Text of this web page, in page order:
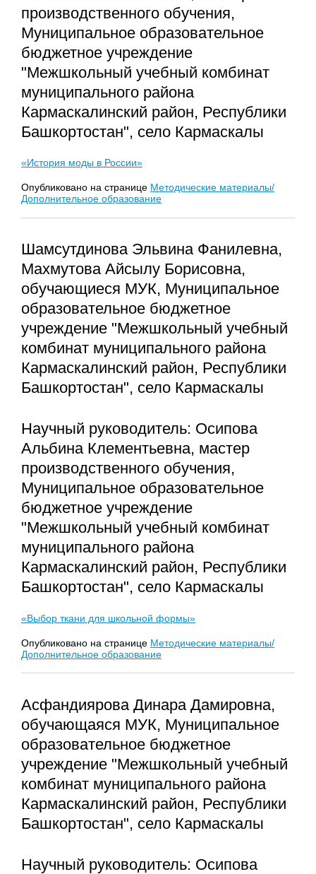
производственного обучения,
Муниципальное образовательное
бюджетное учреждение
"Межшкольный учебный комбинат
муниципального района
Кармаскалинский район, Республики
Башкортостан", село Кармаскалы
«История моды в России»
Опубликовано на странице Методические материалы/
Дополнительное образование
Шамсутдинова Эльвина Фанилевна,
Махмутова Айсылу Борисовна,
обучающиеся МУК, Муниципальное
образовательное бюджетное
учреждение "Межшкольный учебный
комбинат муниципального района
Кармаскалинский район, Республики
Башкортостан", село Кармаскалы
Научный руководитель: Осипова
Альбина Клементьевна, мастер
производственного обучения,
Муниципальное образовательное
бюджетное учреждение
"Межшкольный учебный комбинат
муниципального района
Кармаскалинский район, Республики
Башкортостан", село Кармаскалы
«Выбор ткани для школьной формы»
Опубликовано на странице Методические материалы/
Дополнительное образование
Асфандиярова Динара Дамировна,
обучающаяся МУК, Муниципальное
образовательное бюджетное
учреждение "Межшкольный учебный
комбинат муниципального района
Кармаскалинский район, Республики
Башкортостан", село Кармаскалы
Научный руководитель: Осипова